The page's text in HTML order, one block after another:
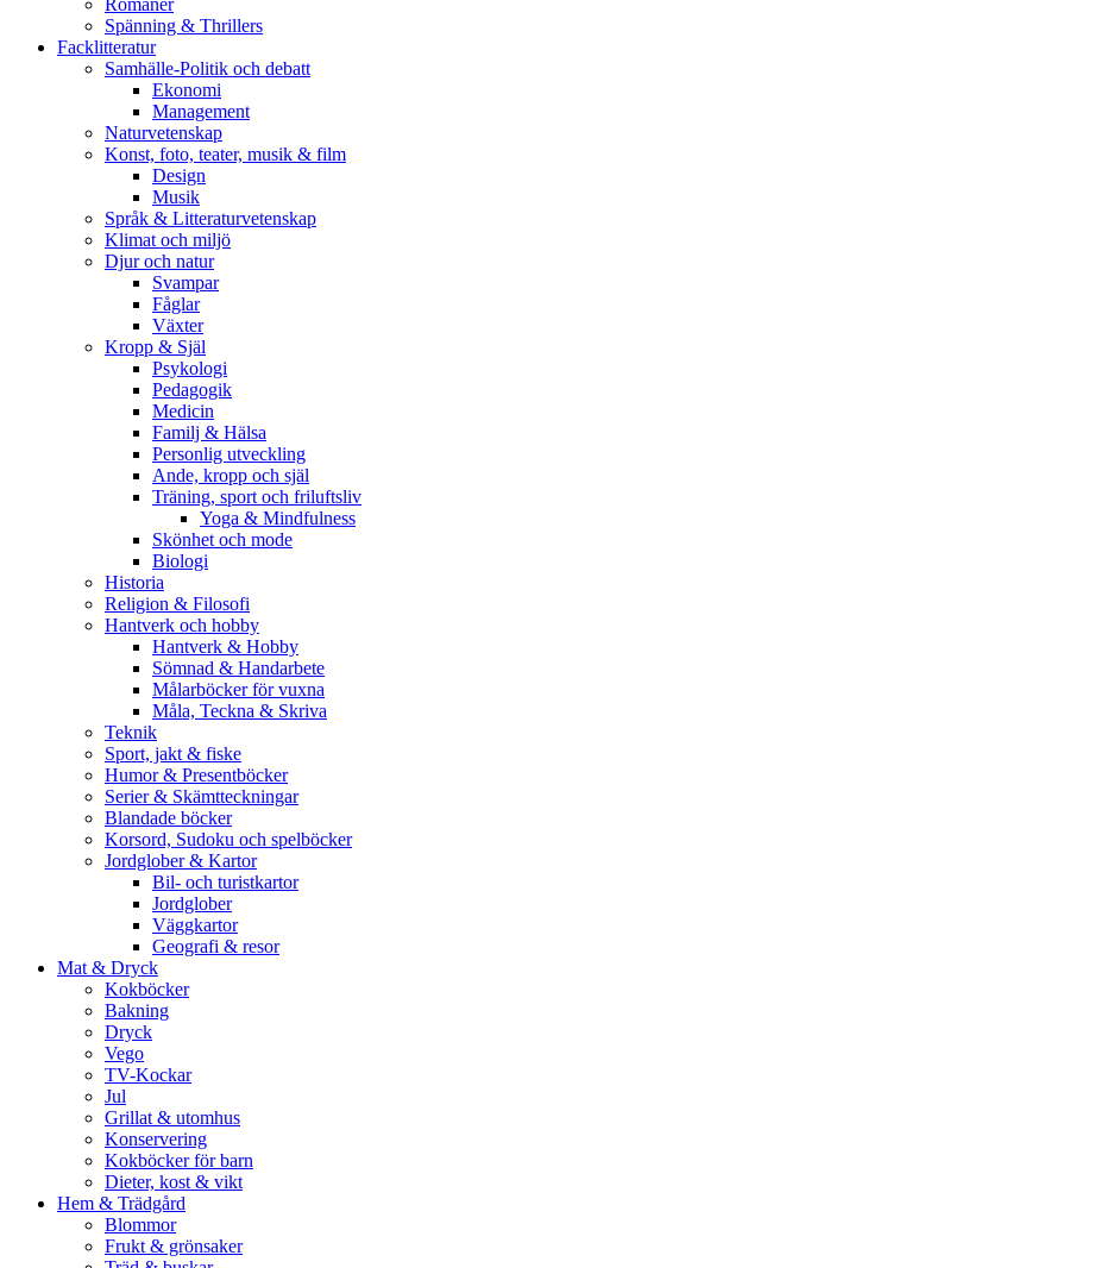
Romaner
Spänning & Thrillers
Facklitteratur
Samhälle-Politik och debatt
Ekonomi
Management
Naturvetenskap
Konst, foto, teater, musik & film
Design
Musik
Språk & Litteraturvetenskap
Klimat och miljö
Djur och natur
Svampar
Fåglar
Växter
Kropp & Själ
Psykologi
Pedagogik
Medicin
Familj & Hälsa
Personlig utveckling
Ande, kropp och själ
Träning, sport och friluftsliv
Yoga & Mindfulness
Skönhet och mode
Biologi
Historia
Religion & Filosofi
Hantverk och hobby
Hantverk & Hobby
Sömnad & Handarbete
Målarböcker för vuxna
Måla, Teckna & Skriva
Teknik
Sport, jakt & fiske
Humor & Presentböcker
Serier & Skämtteckningar
Blandade böcker
Korsord, Sudoku och spelböcker
Jordglober & Kartor
Bil- och turistkartor
Jordglober
Väggkartor
Geografi & resor
Mat & Dryck
Kokböcker
Bakning
Dryck
Vego
TV-Kockar
Jul
Grillat & utomhus
Konservering
Kokböcker för barn
Dieter, kost & vikt
Hem & Trädgård
Blommor
Frukt & grönsaker